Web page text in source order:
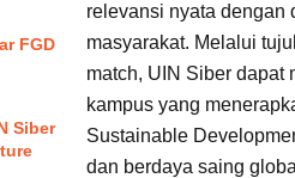
FGD
Siber
relevansi nyata dengan
masyarakat. Melalui
match, UIN Siber dapat
kampus yang
Sustainable
dan berdaya saing